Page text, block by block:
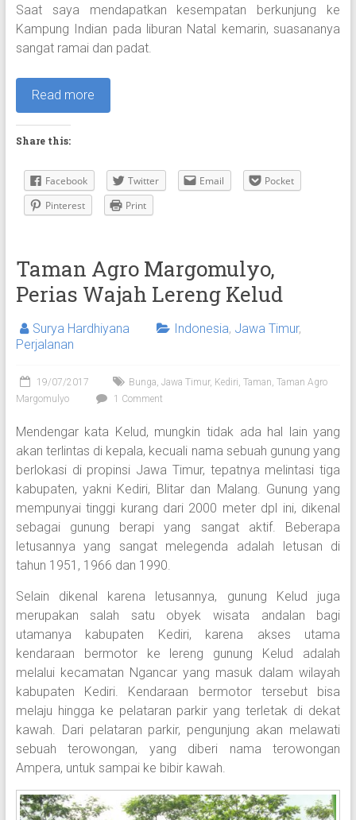
Saat saya mendapatkan kesempatan berkunjung ke
Kampung Indian pada liburan Natal kemarin, suasananya
sangat ramai dan padat.
Read more
Share this:
Facebook Twitter Email
Pocket
Pinterest
Print
Taman Agro Margomulyo,
Perias Wajah Lereng Kelud
Surya Hardhiyana Indonesia, Jawa Timur,
Perjalanan
19/07/2017 Bunga, Jawa Timur, Kediri, Taman, Taman Agro
Margomulyo
1 Comment
Mendengar kata Kelud, mungkin tidak ada hal lain yang
akan terlintas di kepala, kecuali nama sebuah gunung yang
berlokasi di propinsi Jawa Timur, tepatnya melintasi tiga
kabupaten, yakni Kediri, Blitar dan Malang. Gunung yang
mempunyai tinggi kurang dari 2000 meter dpl ini, dikenal
sebagai gunung berapi yang sangat aktif. Beberapa
letusannya yang sangat melegenda adalah letusan di
tahun 1951, 1966 dan 1990.
Selain dikenal karena letusannya, gunung Kelud juga
merupakan salah satu obyek wisata andalan bagi
utamanya kabupaten Kediri, karena akses utama
kendaraan bermotor ke lereng gunung Kelud adalah
melalui kecamatan Ngancar yang masuk dalam wilayah
kabupaten Kediri. Kendaraan bermotor tersebut bisa
melaju hingga ke pelataran parkir yang terletak di dekat
kawah. Dari pelataran parkir, pengunjung akan melawati
sebuah terowongan, yang diberi nama terowongan
Ampera, untuk sampai ke bibir kawah.